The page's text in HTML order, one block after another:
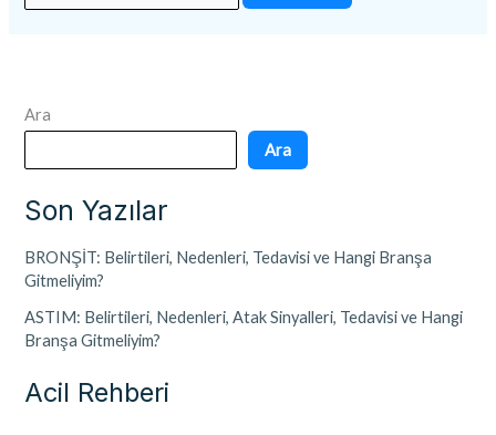
Ara
Ara
Son Yazılar
BRONŞİT: Belirtileri, Nedenleri, Tedavisi ve Hangi Branşa
Gitmeliyim?
ASTIM: Belirtileri, Nedenleri, Atak Sinyalleri, Tedavisi ve Hangi
Branşa Gitmeliyim?
Acil Rehberi